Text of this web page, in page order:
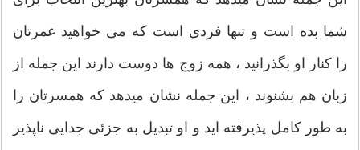
شما بده است و تنها فردی است که می خواهید عمرتان
را کنار او بگذرانید ، همه زوج ها دوست دارند این جمله از
زبان هم بشنوند ، این جمله نشان میدهد که همسرتان را
به طور کامل پذیرفته اید و او تبدیل به جزئی جدایی ناپذیر